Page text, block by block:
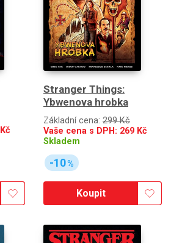
Kč
Stranger Things:
Ybwenova hrobka
Základní cena: 299 Kč
Vaše cena s DPH: 269 Kč
Skladem
-10%
Koupit